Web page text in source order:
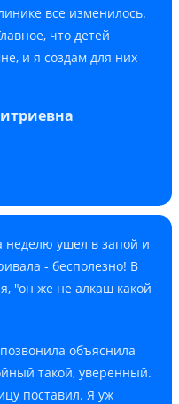
все изменилось.
что детей
и я создам для них
неделю ушел в запой и
- бесполезно! В
"он же не алкаш какой
объяснила
такой, уверенный.
поставил. Я уж